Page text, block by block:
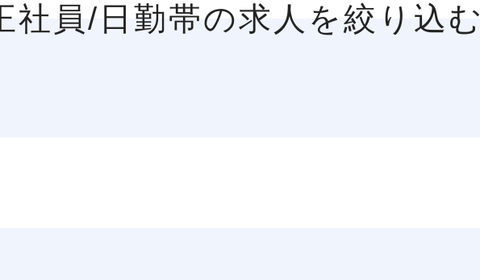
正社員/日勤帯の求人を絞り込む